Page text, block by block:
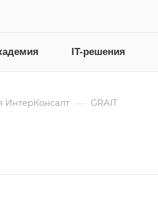
IT-решения
ИнтерКонсалт — GRAIT